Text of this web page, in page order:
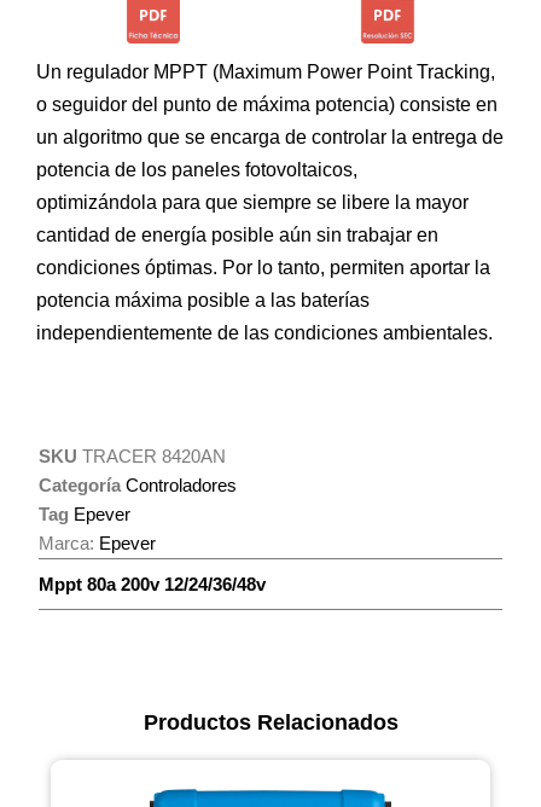
Un regulador MPPT (Maximum Power Point Tracking,
o seguidor del punto de máxima potencia) consiste en
un algoritmo que se encarga de controlar la entrega de
potencia de los paneles fotovoltaicos,
optimizándola para que siempre se libere la mayor
cantidad de energía posible aún sin trabajar en
condiciones óptimas. Por lo tanto, permiten aportar la
potencia máxima posible a las baterías
independientemente de las condiciones ambientales.
SKUTRACER 8420AN
Categoría Controladores
Tag Epever
Marca: Epever
Mppt 80a 200v 12/24/36/48v
Productos Relacionados